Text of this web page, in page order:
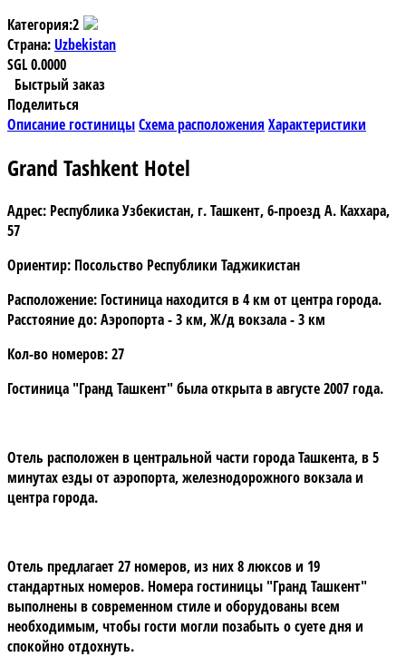
Категория:2
Страна: Uzbekistan
SGL0.0000
Быстрый заказ
Поделиться
Описание гостиницыСхема расположения Характеристики
Grand Tashkent Hotel
Адрес: Республика Узбекистан, г. Ташкент, 6-проезд А. Каххара,
57
Ориентир: Посольство Республики Таджикистан
Расположение: Гостиница находится в 4 км от центра города.
Расстояние до: Аэропорта - 3 км, Ж/д вокзала - 3 км
Кол-во номеров:27
Гостиница "Гранд Ташкент" была открыта в августе 2007 года.
Отель расположенв центральной части города Ташкента, в 5
минутах езды от аэропорта, железнодорожного вокзала и
центра города.
Отель предлагает27 номеров, из них 8 люксов и 19
стандартных номеров. Номера гостиницы "Гранд Ташкент"
выполнены в современном стиле и оборудованы всем
необходимым, чтобы гости могли позабыть о суете дня и
спокойно отдохнуть.